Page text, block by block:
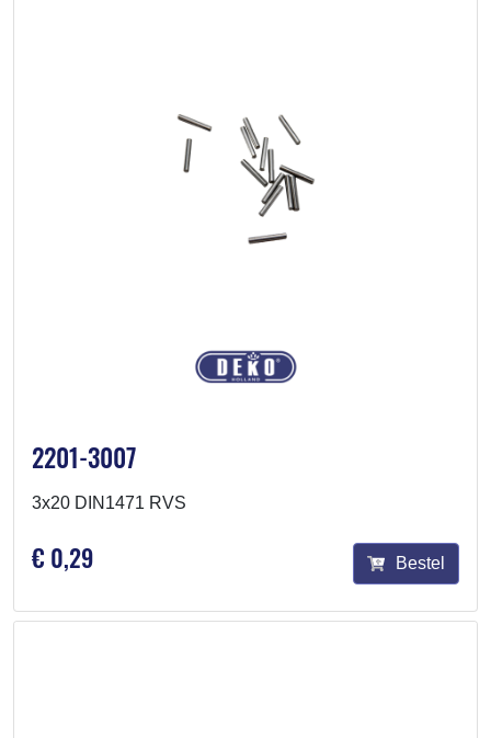
2201-3007
3x20 DIN1471 RVS
€ 0,29 Bestel